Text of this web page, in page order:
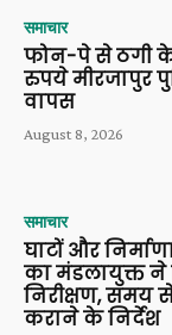
समाचार
फोन-पे से ठगी
रुपये मीरजापुर
वापस
August 8, 2026
समाचार
घाटों और
का मंडलायुक्त ने
निरीक्षण, समय
कराने के निर्देश